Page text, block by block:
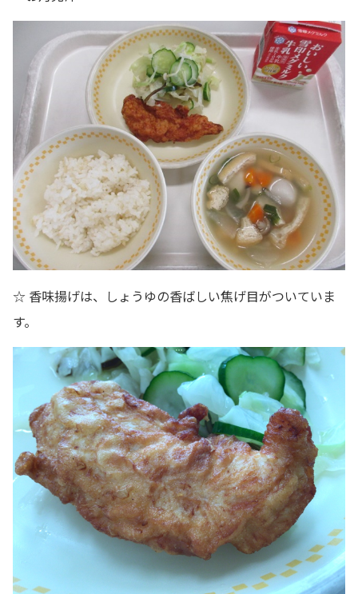
☆ 香味揚げは、しょうゆの香ばしい焦げ目がついていま
す。